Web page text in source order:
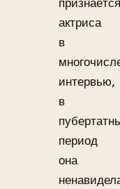
признаётся
актриса
в
интервью,
в
период
она